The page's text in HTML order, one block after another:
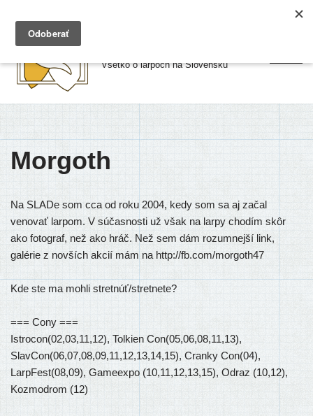
Preskočiť
Všetko o larpoch na Slovensku
Morgoth
Na SLADe som cca od roku 2004, kedy som sa aj začal
venovať larpom. V súčasnosti už však na larpy chodím skôr
ako fotograf, než ako hráč. Než sem dám rozumnejší link,
galérie z novších akcií mám na http://fb.com/morgoth47
Kde ste ma mohli stretnúť/stretnete?
=== Cony ===
Istrocon(02,03,11,12), Tolkien Con(05,06,08,11,13),
SlavCon(06,07,08,09,11,12,13,14,15), Cranky Con(04),
LarpFest(08,09), Gameexpo (10,11,12,13,15), Odraz (10,12),
Kozmodrom (12)